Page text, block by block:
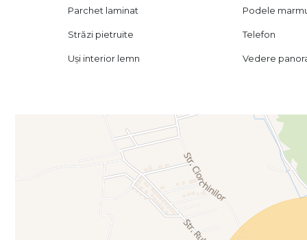
Parchet laminat Podele
Străzi pietruite Telefon
Uși interior lemn Vedere